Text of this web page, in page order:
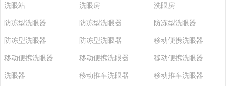
洗眼站 洗眼房 洗眼房
防冻型洗眼器 防冻型洗眼器 防冻型洗眼器
防冻型洗眼器 防冻型洗眼器 移动便携洗眼器
移动便携洗眼器 移动便携洗眼器 移动便携洗眼器
洗眼器 移动推车洗眼器 移动推车洗眼器